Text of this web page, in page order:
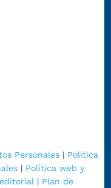
Personales| Política
| Política web y
| Plan de